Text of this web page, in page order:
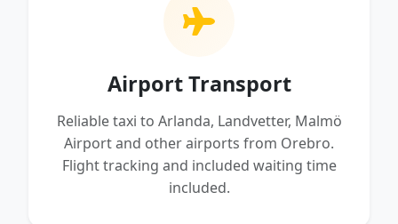
Airport Transport
Reliable taxi to Arlanda, Landvetter, Malmö
Airport and other airports from Orebro.
Flight tracking and included waiting time
included.